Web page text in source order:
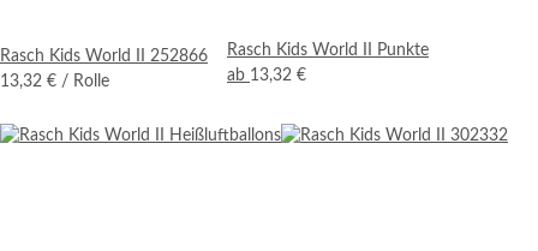
Rasch Kids World II 252866
13,32 € / Rolle
Rasch Kids World II Punkte
ab 13,32 €